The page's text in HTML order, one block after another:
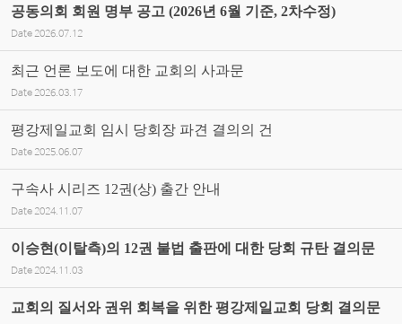
공동의회 회원 명부 공고 (2026년 6월 기준, 2차수정)
Date 2026.07.12
최근 언론 보도에 대한 교회의 사과문
Date 2026.03.17
평강제일교회 임시 당회장 파견 결의의 건
Date 2025.06.07
구속사 시리즈 12권(상) 출간 안내
Date 2024.11.07
이승현(이탈측)의 12권 불법 출판에 대한 당회 규탄 결의문
Date 2024.11.03
교회의 질서와 권위 회복을 위한 평강제일교회 당회 결의문